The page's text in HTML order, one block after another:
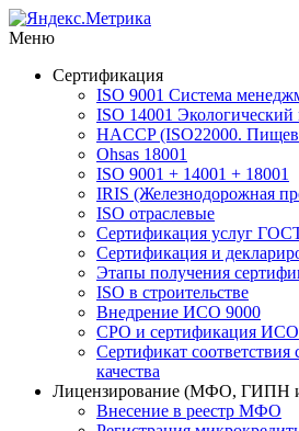
Меню
Сертификация
ISO 9001 Система
ISO 14001
HACCP (ISO22000.
Ohsas 18001
ISO 9001 + 14001 + 18001
IRIS (Железнодорожная
ISO отраслевые
Сертификация услуг
Сертификация и
Этапы получения
ISO в строительстве
Внедрение ИСО 9000
СРО и сертификация ИСО
Сертификат
качества
Лицензирование (МФО, ГИПН
Внесение в реестр МФО